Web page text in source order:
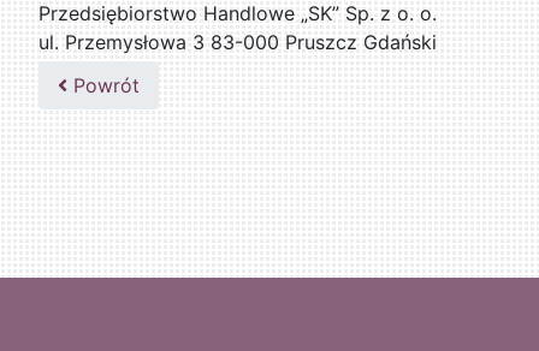
Przedsiębiorstwo Handlowe „SK” Sp. z o. o.
ul. Przemysłowa 3 83-000 Pruszcz Gdański
509076255
Powrót